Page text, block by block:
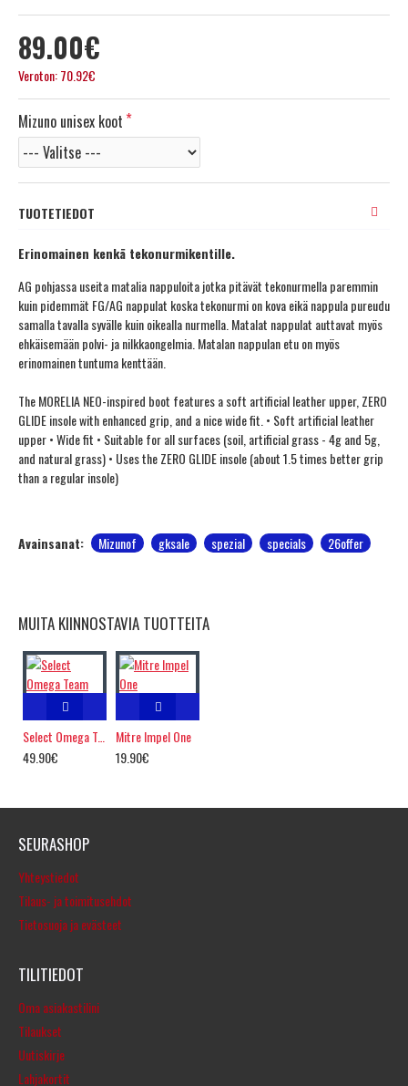
89.00€
Veroton: 70.92€
Mizuno unisex koot
TUOTETIEDOT
Erinomainen kenkä tekonurmikentille.
AG pohjassa useita matalia nappuloita jotka pitävät tekonurmella paremmin
kuin pidemmät FG/AG nappulat koska tekonurmi on kova eikä nappula pureudu
samalla tavalla syvälle kuin oikealla nurmella. Matalat nappulat auttavat myös
ehkäisemään polvi- ja nilkkaongelmia. Matalan nappulan etu on myös
erinomainen tuntuma kenttään.
The MORELIA NEO-inspired boot features a soft artificial leather upper, ZERO
GLIDE insole with enhanced grip, and a nice wide fit. • Soft artificial leather
upper • Wide fit • Suitable for all surfaces (soil, artificial grass - 4g and 5g,
and natural grass) • Uses the ZERO GLIDE insole (about 1.5 times better grip
than a regular insole)
Avainsanat: Mizunof gksale spezial specials 26offer
MUITA KIINNOSTAVIA TUOTTEITA
49.90€
Mitre Impel One
19.90€
SEURASHOP
Yhteystiedot
Tilaus- ja toimitusehdot
Tietosuoja ja evästeet
TILITIEDOT
Oma asiakastilini
Tilaukset
Uutiskirje
Lahjakortit